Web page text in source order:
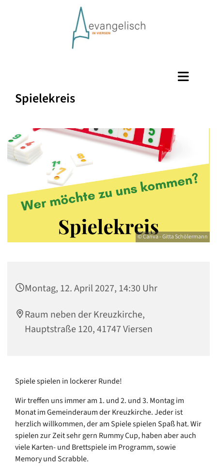
Spielekreis
© Canva - Gitta Schölermann
Montag, 12. April 2027, 14:30 Uhr
Raum neben der Kreuzkirche,
Hauptstraße 120, 41747 Viersen
Spiele spielen in lockerer Runde!
Wir treffen uns immer am 1. und 2. und 3. Montag im
Monat im Gemeinderaum der Kreuzkirche. Jeder ist
herzlich willkommen, der am Spiele spielen Spaß hat. Wir
spielen zur Zeit sehr gern Rummy Cup, haben aber auch
viele Karten- und Brettspiele im Programm, sowie
Memory und Scrabble.